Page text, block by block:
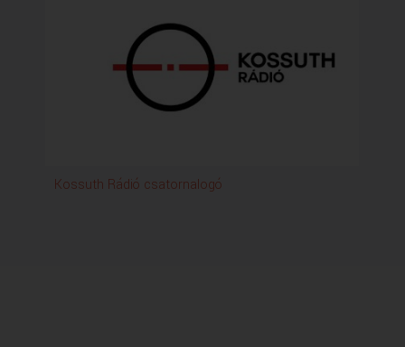
Kossuth Rádió csatornalogó